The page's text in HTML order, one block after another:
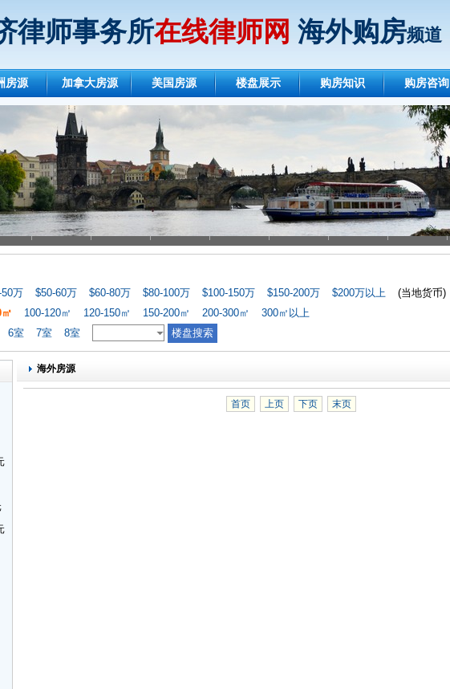
律师事务所在线律师网 海外购房频道
房源 加拿大房源 美国房源 楼盘展示 购房知识 购房咨询
万 $50-60万 $60-80万 $80-100万 $100-150万 $150-200万 $200万以上
(当地货币)
100-120㎡ 120-150㎡ 150-200㎡ 200-300㎡
300㎡以上
6室
7室 8室
海外房源
首页 上页 下页 末页